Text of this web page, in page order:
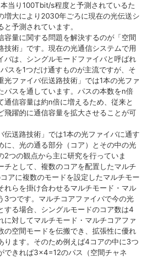
当り100Tbit/s程度と予測されているた
増大により2030年ごろに現在の光伝送シ
予測されています。
容量に関する問題を解決するのが「空間
技術」です。現在の光通信システムで用
バは、シングルモードファイバと呼ばれ
スを1つだけ通すものが主流ですが、そ
光ファイバ伝送路技術」では1本の光ファ
パスを通しています。パスの本数をn倍
通信容量は約n倍に増えるため、従来と
飛躍的に通信容量を拡大させることが可
伝送路技術」では1本の光ファイバに通す
に、光の通る部分（コア）とその中の光
2つの観点から主に研究を行っていま
チとして、複数のコアを配置したマルチ
アに複数のモードを設定したマルチモー
れらを掛け合わせるマルチモード・マル
3つです。マルチコアファイバで今の光
する場合、シングルモードのコア数は4
に対してマルチモード・マルチコアファ
の空間モードを伝搬でき、拡張性に優れ
ります。そのため例えば4コアの中に3つ
できれば3×4=12のパス（空間チャネ